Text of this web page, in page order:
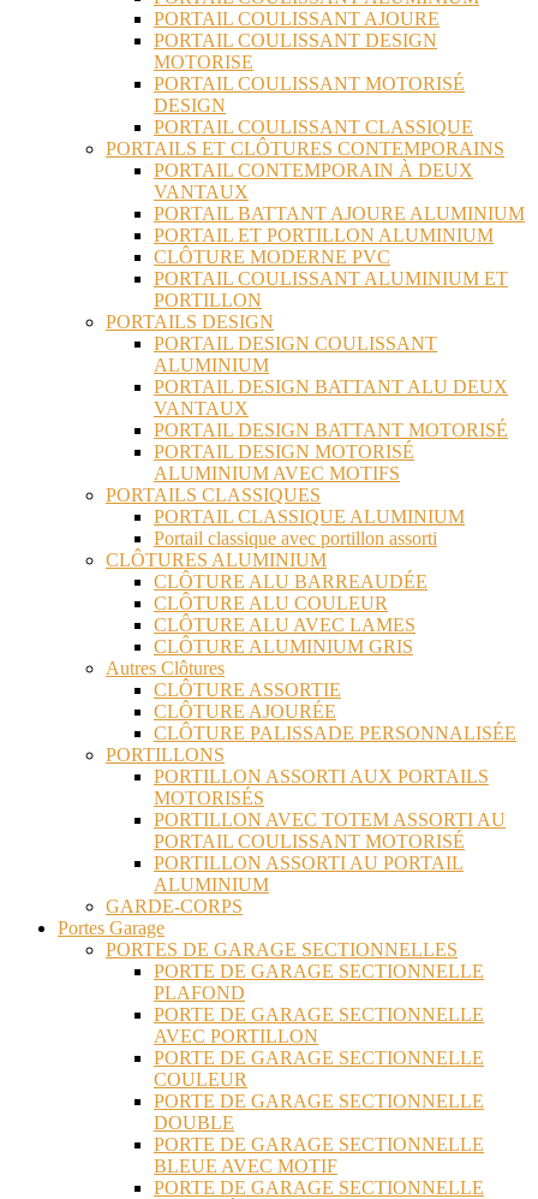
PORTAIL COULISSANT AJOURE
PORTAIL COULISSANT DESIGN
MOTORISE
PORTAIL COULISSANT MOTORISÉ
DESIGN
PORTAIL COULISSANT CLASSIQUE
PORTAILS ET CLÔTURES CONTEMPORAINS
PORTAIL CONTEMPORAIN À DEUX
VANTAUX
PORTAIL BATTANT AJOURE ALUMINIUM
PORTAIL ET PORTILLON ALUMINIUM
CLÔTURE MODERNE PVC
PORTAIL COULISSANT ALUMINIUM ET
PORTILLON
PORTAILS DESIGN
PORTAIL DESIGN COULISSANT
ALUMINIUM
PORTAIL DESIGN BATTANT ALU DEUX
VANTAUX
PORTAIL DESIGN BATTANT MOTORISÉ
PORTAIL DESIGN MOTORISÉ
ALUMINIUM AVEC MOTIFS
PORTAILS CLASSIQUES
PORTAIL CLASSIQUE ALUMINIUM
Portail classique avec portillon assorti
CLÔTURES ALUMINIUM
CLÔTURE ALU BARREAUDÉE
CLÔTURE ALU COULEUR
CLÔTURE ALU AVEC LAMES
CLÔTURE ALUMINIUM GRIS
Autres Clôtures
CLÔTURE ASSORTIE
CLÔTURE AJOURÉE
CLÔTURE PALISSADE PERSONNALISÉE
PORTILLONS
PORTILLON ASSORTI AUX PORTAILS
MOTORISÉS
PORTILLON AVEC TOTEM ASSORTI AU
PORTAIL COULISSANT MOTORISÉ
PORTILLON ASSORTI AU PORTAIL
ALUMINIUM
GARDE-CORPS
Portes Garage
PORTES DE GARAGE SECTIONNELLES
PORTE DE GARAGE SECTIONNELLE
PLAFOND
PORTE DE GARAGE SECTIONNELLE
AVEC PORTILLON
PORTE DE GARAGE SECTIONNELLE
COULEUR
PORTE DE GARAGE SECTIONNELLE
DOUBLE
PORTE DE GARAGE SECTIONNELLE
BLEUE AVEC MOTIF
PORTE DE GARAGE SECTIONNELLE